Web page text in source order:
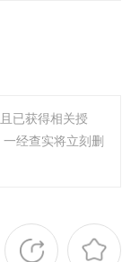
已获得相关授
经查实将立刻删